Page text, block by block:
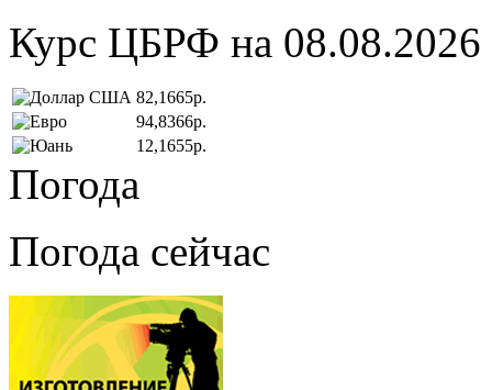
Курс ЦБРФ на 08.08.2026
82,1665р.
94,8366р.
12,1655р.
Погода
Погода сейчас